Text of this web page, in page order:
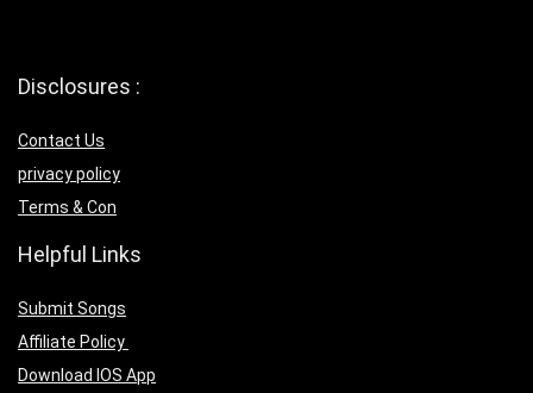
Disclosures :
Contact Us
privacy policy
Terms & Con
Helpful Links
Submit Songs
Affiliate Policy
Download IOS App